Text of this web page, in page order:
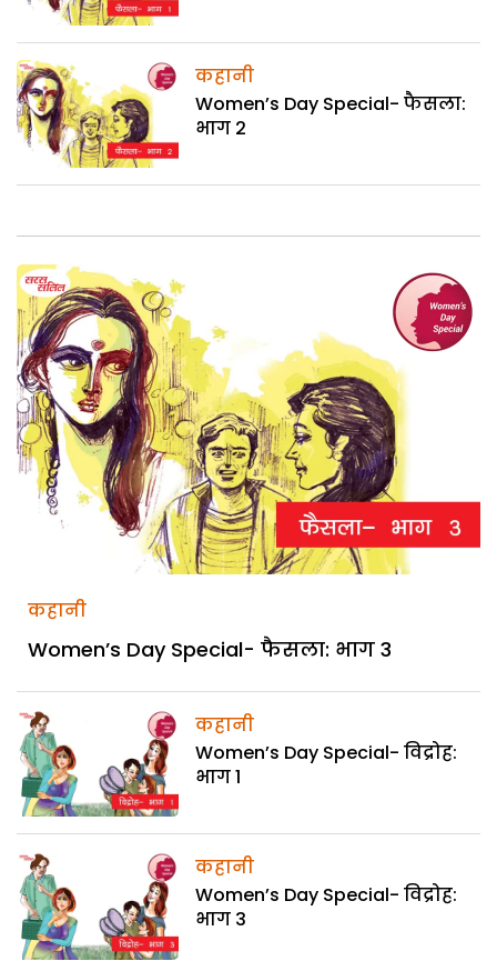
कहानी
Women’s Day Special- फैसला:
भाग 2
कहानी
Women’s Day Special- फैसला: भाग 3
कहानी
Women’s Day Special- विद्रोह:
भाग 1
कहानी
Women’s Day Special- विद्रोह:
भाग 3